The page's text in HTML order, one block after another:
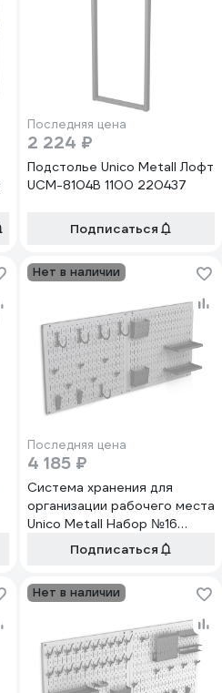
Последняя цена
2 224 ₽
Подстолье Unico Metall Лофт
UCM-8104B 1100 220437
Подписаться
Нет в наличии
Последняя цена
4 185 ₽
Система хранения для
организации рабочего места
Unico Metall Набор №16
220628Подписаться
Нет в наличии